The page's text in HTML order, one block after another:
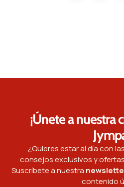
¡Únete a nuestra
¿Quieres estar al día con
consejos exclusivos y
Suscríbete a nuestra
contenido